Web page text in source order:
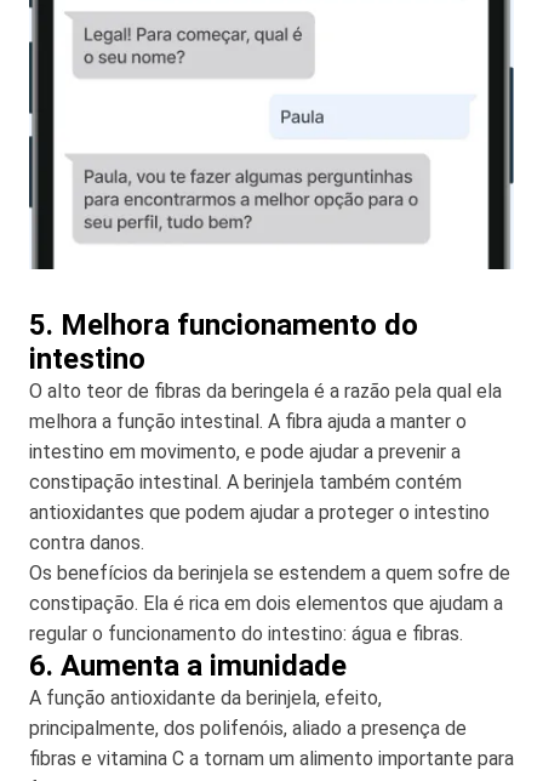
5. Melhora funcionamento do
intestino
O alto teor de fibras da beringela é a razão pela qual ela
melhora a função intestinal. A fibra ajuda a manter o
intestino em movimento, e pode ajudar a prevenir a
constipação intestinal. A berinjela também contém
antioxidantes que podem ajudar a proteger o intestino
contra danos.
Os benefícios da berinjela se estendem a quem sofre de
constipação. Ela é rica em dois elementos que ajudam a
regular o funcionamento do intestino: água e fibras.
6. Aumenta a imunidade
A função antioxidante da berinjela, efeito,
principalmente, dos polifenóis, aliado a presença de
fibras e vitamina C a tornam um alimento importante para